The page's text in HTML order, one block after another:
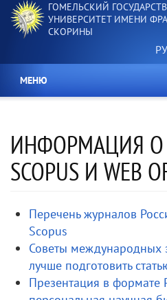
Перейти
основному
ГОМЕЛЬСКИЙ
УНИВЕРСИТЕТ ИМЕНИ
СКОРИНЫ
МЕНЮ
ИНФОРМАЦИЯ О
SCOPUS И WEB
Перечень журналов
Scopus
Советы международных
лучше подготовить
Презентация в формате